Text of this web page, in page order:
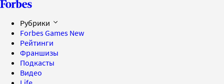
Рубрики
Forbes Games New
Рейтинги
Франшизы
Подкасты
Видео